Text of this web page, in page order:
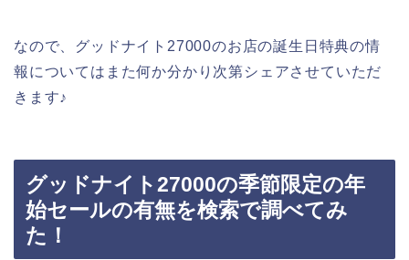
なので、グッドナイト27000のお店の誕生日特典の情
報についてはまた何か分かり次第シェアさせていただ
きます♪
グッドナイト27000の季節限定の年
始セールの有無を検索で調べてみ
た！